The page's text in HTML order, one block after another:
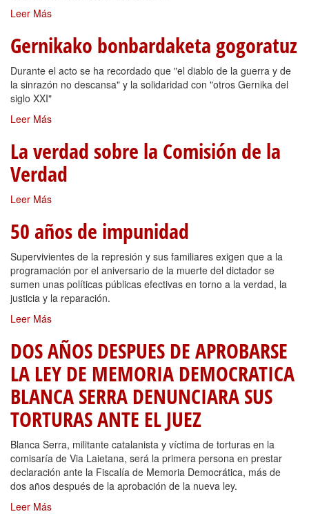
Leer Más
Gernikako bonbardaketa gogoratuz
Durante el acto se ha recordado que "el diablo de la guerra y de
la sinrazón no descansa" y la solidaridad con "otros Gernika del
siglo XXI"
Leer Más
La verdad sobre la Comisión de la
Verdad
Leer Más
50 años de impunidad
Supervivientes de la represión y sus familiares exigen que a la
programación por el aniversario de la muerte del dictador se
sumen unas políticas públicas efectivas en torno a la verdad, la
justicia y la reparación.
Leer Más
DOS AÑOS DESPUES DE APROBARSE
LA LEY DE MEMORIA DEMOCRATICA
BLANCA SERRA DENUNCIARA SUS
TORTURAS ANTE EL JUEZ
Blanca Serra, militante catalanista y víctima de torturas en la
comisaría de Via Laietana, será la primera persona en prestar
declaración ante la Fiscalía de Memoria Democrática, más de
dos años después de la aprobación de la nueva ley.
Leer Más